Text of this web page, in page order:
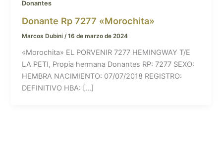
Donantes
Donante Rp 7277 «Morochita»
Marcos Dubini/16 de marzo de 2024
«Morochita» EL PORVENIR 7277 HEMINGWAY T/E
LA PETI, Propia hermana Donantes RP: 7277 SEXO:
HEMBRA NACIMIENTO: 07/07/2018 REGISTRO:
DEFINITIVO HBA: […]